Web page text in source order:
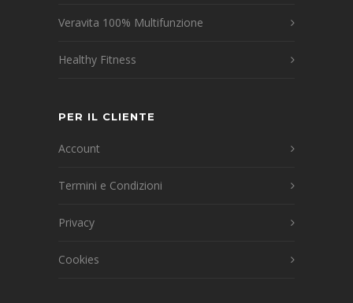
Veravita 100% Multifunzione
Healthy Fitness
PER IL CLIENTE
Account
Termini e Condizioni
Privacy
Cookies